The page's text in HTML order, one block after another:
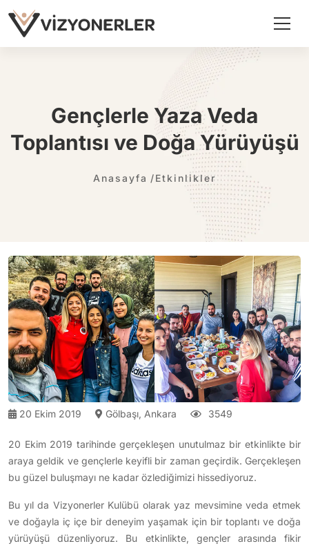
Gençlerle Yaza Veda
Toplantısı ve Doğa Yürüyüşü
Anasayfa Etkinlikler
20 Ekim 2019 Gölbaşı, Ankara 3549
20 Ekim 2019 tarihinde gerçekleşen unutulmaz bir etkinlikte bir
araya geldik ve gençlerle keyifli bir zaman geçirdik. Gerçekleşen
bu güzel buluşmayı ne kadar özlediğimizi hissediyoruz.
Bu yıl da Vizyonerler Kulübü olarak yaz mevsimine veda etmek
ve doğayla iç içe bir deneyim yaşamak için bir toplantı ve doğa
yürüyüşü düzenliyoruz. Bu etkinlikte, gençler arasında fikir